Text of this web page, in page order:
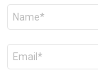
Ime
E-
pošta
*